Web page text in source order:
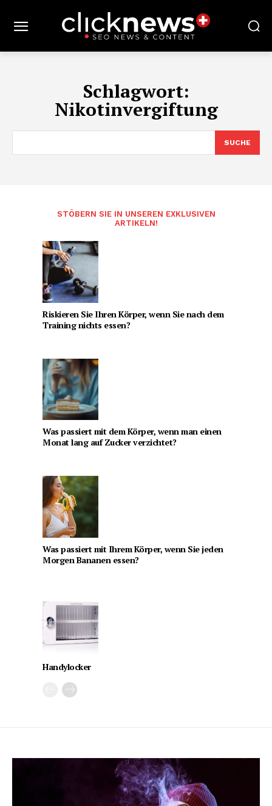
Schlagwort:
Nikotinvergiftung
SUCHE
STÖBERN SIE IN UNSEREN EXKLUSIVEN
ARTIKELN!
Riskieren Sie Ihren Körper, wenn Sie nach dem
Training nichts essen?
Was passiert mit dem Körper, wenn man einen
Monat lang auf Zucker verzichtet?
Was passiert mit Ihrem Körper, wenn Sie jeden
Morgen Bananen essen?
Handylocker